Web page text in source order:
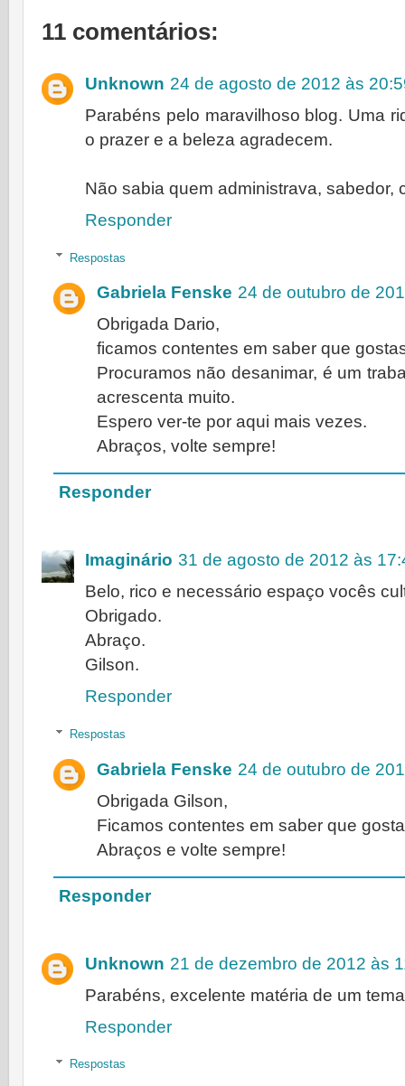
11 comentários:
Unknown 24 de agosto de 2012 às
Parabéns pelo maravilhoso blog. Uma
o prazer e a beleza agradecem.
Não sabia quem administrava, sabedor,
Responder
Respostas
Gabriela Fenske 24 de outubro de
Obrigada Dario,
ficamos contentes em saber que
Procuramos não desanimar, é um
acrescenta muito.
Espero ver-te por aqui mais vezes.
Abraços, volte sempre!
Responder
Imaginário 31 de agosto de 2012 às
Belo, rico e necessário espaço vocês
Obrigado.
Abraço.
Gilson.
Responder
Respostas
Gabriela Fenske 24 de outubro de
Obrigada Gilson,
Ficamos contentes em saber que
Abraços e volte sempre!
Responder
Unknown 21 de dezembro de 2012 às
Parabéns, excelente matéria de um
Responder
Respostas